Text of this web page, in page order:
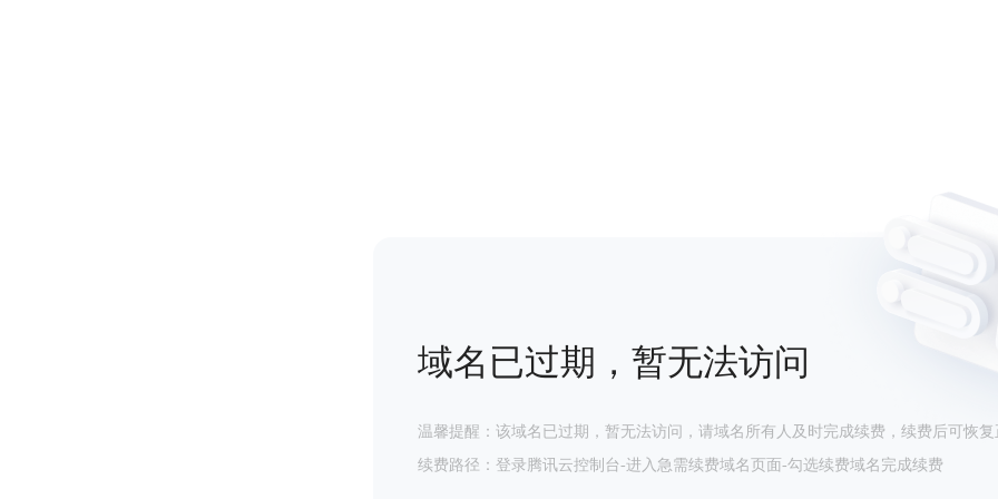
域名已过期，暂无法访问
温馨提醒：该域名已过期，暂无法访问，请域名所有人及时完成续费，续费后可恢复
续费路径：登录腾讯云控制台-进入急需续费域名页面-勾选续费域名完成续费